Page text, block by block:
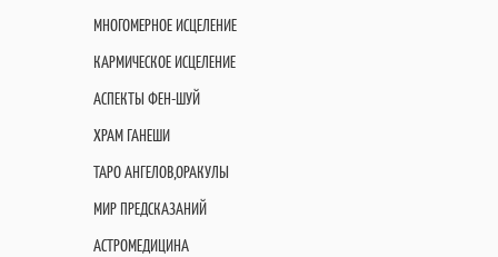
МНОГОМЕРНОЕ ИСЦЕЛЕНИЕ
КАРМИЧЕСКОЕ ИСЦЕЛЕНИЕ
АСПЕКТЫ ФЕН-ШУЙ
ХРАМ ГАНЕШИ
ТАРО АНГЕЛОВ,ОРАКУЛЫ
МИР ПРЕДСКАЗАНИЙ
АСТРОМЕДИЦИНА